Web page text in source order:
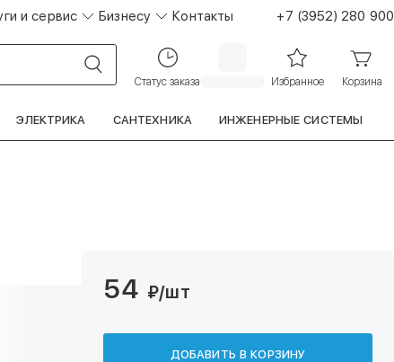
и сервис Бизнесу Контакты +7 (3952) 280 900
Статус заказа Избранное Корзина
ЭЛЕКТРИКА САНТЕХНИКА ИНЖЕНЕРНЫЕ СИСТЕМЫ
54 ₽/шт
ДОБАВИТЬ В КОРЗИНУ